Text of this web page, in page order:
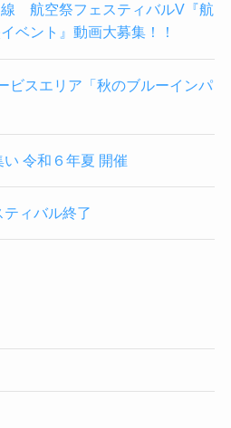
航空祭フェスティバルV『航
ベント』動画大募集！！
スエリア「秋のブルーインパ
令和６年夏 開催
ィバル終了